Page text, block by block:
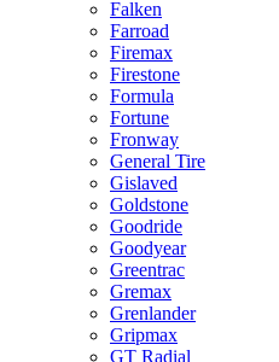
Falken
Farroad
Firemax
Firestone
Formula
Fortune
Fronway
General Tire
Gislaved
Goldstone
Goodride
Goodyear
Greentrac
Gremax
Grenlander
Gripmax
GT Radial